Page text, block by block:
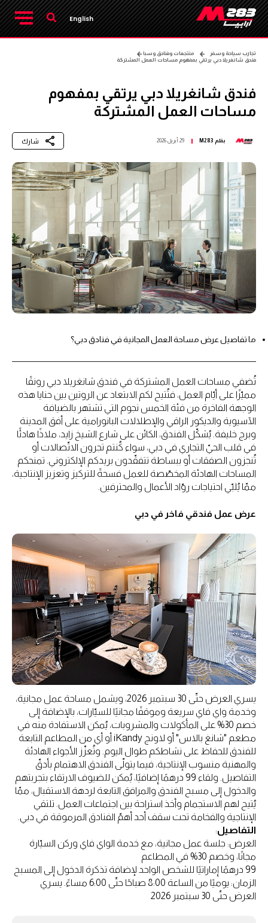
English
تجارب سياحة وسفر
منتجعات وفنادق وسبا
فندق شانغريلا دبي يرتقي بمفهوم مساحات العمل المشتركة
فندق شانغريلا دبي يرتقي بمفهوم
مساحات العمل المشتركة
بقلم M283 29 أبريل 2026 شارك
ما تفاصيل عرض مساحة العمل المجانية في فنادق دبي؟
تُضفي مساحات العمل المشتركة في فندق شانغريلا دبي رونقًا
مميّزًا على أيّام العمل، فتُتيح لكم الابتعاد عن الروتين بين حنايا هذه
الوجهة الفاخرة من فئة الخمس نجوم التي تشتهر بالضيافة
الآسيوية والديكور الراقي والإطلالات البانورامية على أفق المدينة
وبرج خليفة. يُشكّل الفندق، الكائن على شارع الشيخ زايد، ملاذًا هادئًا
في قلب الحيّ التجاري في دبي، سواء كُنتم تجرون الاتّصالات أو
تُنجزون الصفقات أو ببساطة تتفقّدون بريدكم الإلكتروني. تمنحكم
المساحات الهادئة المخصّصة للعمل فسحةً للتركيز وتعزيز الإنتاجية،
ممّا يُلبّي احتياجات روّاد الأعمال والمحترفين.
عرض عمل فندقي فاخر في دبي
يسري العرض حتّى 30 سبتمبر 2026، ويشمل مساحة عمل مجانية،
وخدمة واي فاي سريعة وموقفًا مجانيًا للسيّارات، بالإضافة إلى
خصم 30% على المأكولات والمشروبات، يُمكن الاستفادة منه في
مطعم "شانغ بالاس" أو لاونج iKandy أو أي من المطاعم التابعة
للفندق للحفاظ على نشاطكم طوال اليوم. وتُعزّز الأجواء الهادئة
والمهنية منسوب الإنتاجية، فيما يتولّى الفندق الاهتمام بأدقّ
التفاصيل. ولقاء 99 درهمًا إضافيًا، يُمكن للضيوف الارتقاء بتجربتهم
والدخول إلى مسبح الفندق والمرافق التابعة لردهة الاستقبال، ممّا
يُتيح لهم الاستجمام وأخذ استراحة بين اجتماعات العمل. تلتقي
الإنتاجية والفخامة تحت سقف أحد أهمّ الفنادق المرموقة في دبي.
التفاصيل:
العرض: جلسة عمل مجانية، مع خدمة الواي فاي وركن السيّارة
مجانًا، وخصم 30% في المطاعم
99 درهمًا إماراتيًا للشخص الواحد لإضافة تذكرة الدخول إلى المسبح
الزمان: يوميًا من الساعة 8:00 صباحًا حتّى 6:00 مساءً. يسري
العرض حتّى 30 سبتمبر 2026